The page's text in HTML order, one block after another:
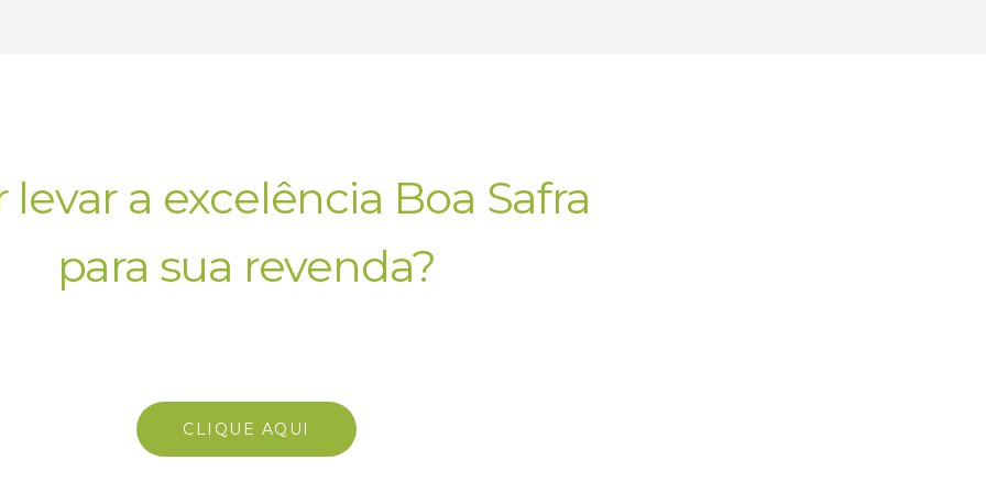
levar a excelência Boa Safra
para sua revenda?
CLIQUE AQUI